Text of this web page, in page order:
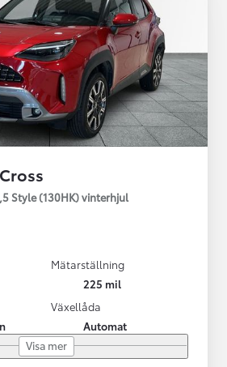
Style (130HK) vinterhjul
Mätarställning
225 mil
Växellåda
Automat
Visa mer